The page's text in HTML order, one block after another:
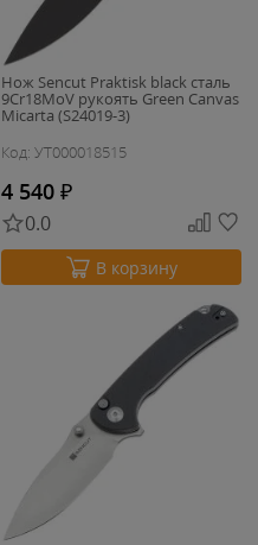
Нож Sencut Praktisk black сталь
9Cr18MoV рукоять Green Canvas
Micarta (S24019-3)
Код: УТ000018515
4 540 ₽
0.0
В корзину